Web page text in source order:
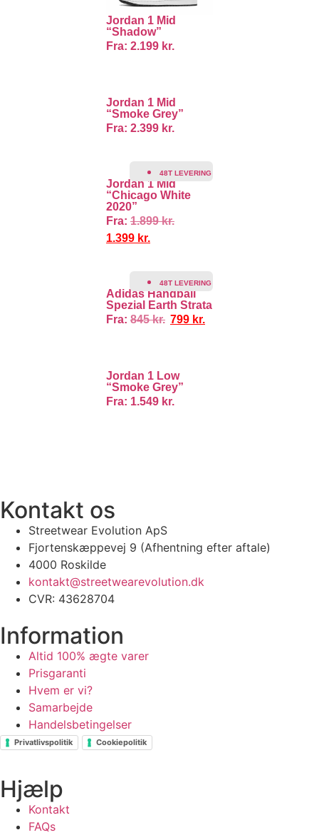
Jordan 1 Mid
“Shadow”
Fra: 2.199 kr.
Jordan 1 Mid
“Smoke Grey”
Fra: 2.399 kr.
48T LEVERING
Jordan 1 Mid
“Chicago White
2020”
Fra: 1.899kr.
1.399 kr.
48T LEVERING
Adidas Handball
Spezial Earth Strata
Fra: 845kr. 799 kr.
Jordan 1 Low
“Smoke Grey”
Fra: 1.549 kr.
Kontakt os
Streetwear Evolution ApS
Fjortenskæppevej 9 (Afhentning efter aftale)
4000 Roskilde
kontakt@streetwearevolution.dk
CVR: 43628704
Information
Altid 100% ægte varer
Prisgaranti
Hvem er vi?
Samarbejde
Handelsbetingelser
Privatlivspolitik Cookiepolitik
Hjælp
Kontakt
FAQs